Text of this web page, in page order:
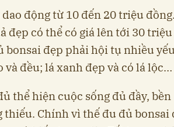
động từ 10 đến 20 triệu đồng.
đẹp có thể có giá lên tới 30 triệu
bonsai đẹp phải hội tụ nhiều
và đều; lá xanh đẹp và có lá lộc…
thể hiện cuộc sống đủ đầy, bền
thiếu. Chính vì thế đu đủ bonsai